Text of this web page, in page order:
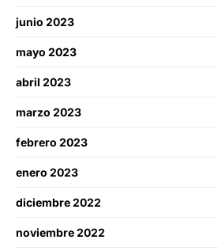
junio 2023
mayo 2023
abril 2023
marzo 2023
febrero 2023
enero 2023
diciembre 2022
noviembre 2022